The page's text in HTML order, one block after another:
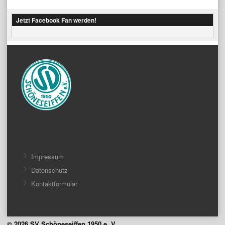
Jetzt Facebook Fan werden!
Impressum
Datenschutz
Kontaktformular